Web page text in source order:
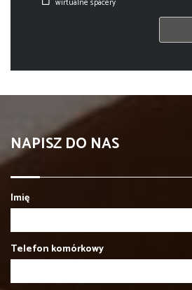
wirtualne spacery
NAPISZ DO NAS
Imię
Telefon komórkowy